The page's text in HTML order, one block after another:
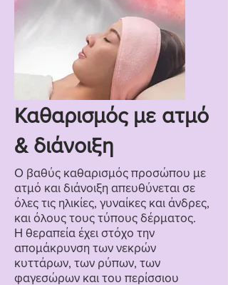
Καθαρισμός με ατμό
& διάνοιξη
Ο βαθύς καθαρισμός προσώπου με
ατμό και διάνοιξη απευθύνεται σε
όλες τις ηλικίες, γυναίκες και άνδρες,
και όλους τους τύπους δέρματος.
Η θεραπεία έχει στόχο την
απομάκρυνση των νεκρών
κυττάρων, των ρύπων, των
φαγεσώρων και του περίσσιου